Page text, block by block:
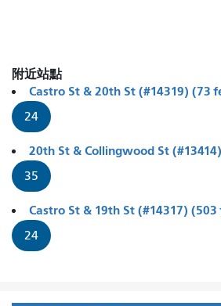
附近站點
Castro St & 20th St (#14319) (73
24
20th St & Collingwood St
35
Castro St & 19th St (#14317)
24